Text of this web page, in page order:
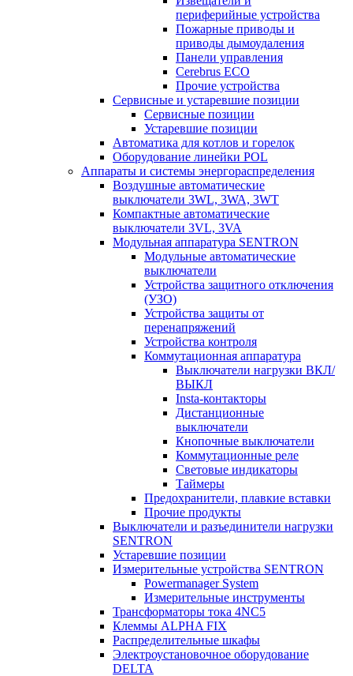
периферийные устройства
Пожарные приводы и
приводы дымоудаления
Панели управления
Cerebrus ECO
Прочие устройства
Сервисные и устаревшие позиции
Сервисные позиции
Устаревшие позиции
Автоматика для котлов и горелок
Оборудование линейки POL
Аппараты и системы энергораспределения
Воздушные автоматические
выключатели 3WL, 3WA, 3WT
Компактные автоматические
выключатели 3VL, 3VA
Модульная аппаратура SENTRON
Модульные автоматические
выключатели
Устройства защитного отключения
(УЗО)
Устройства защиты от
перенапряжений
Устройства контроля
Коммутационная аппаратура
Выключатели нагрузки ВКЛ/
ВЫКЛ
Insta-контакторы
Дистанционные
выключатели
Кнопочные выключатели
Коммутационные реле
Световые индикаторы
Таймеры
Предохранители, плавкие вставки
Прочие продукты
Выключатели и разъединители нагрузки
SENTRON
Устаревшие позиции
Измерительные устройства SENTRON
Powermanager System
Измерительные инструменты
Трансформаторы тока 4NC5
Клеммы ALPHA FIX
Распределительные шкафы
Электроустановочное оборудование
DELTA